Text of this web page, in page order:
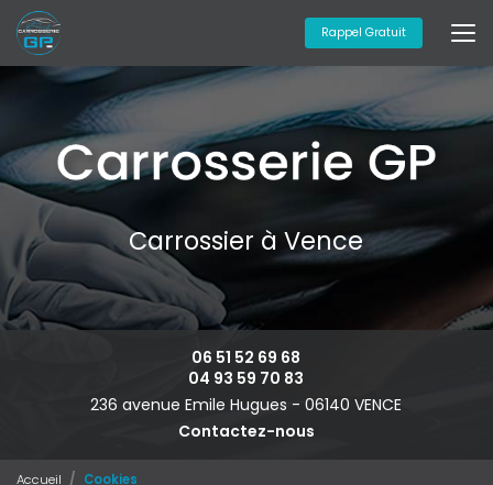
Aller
au
contenu
principal
Rappel Gratuit
Carrossier à Vence
06 51 52 69 68
04 93 59 70 83
236 avenue Emile Hugues -06140 VENCE
Contactez-nous
Accueil Cookies